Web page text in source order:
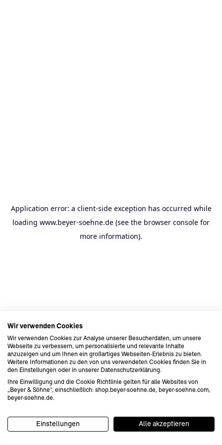
Application error: a client-side exception has occurred while
loading www.beyer-soehne.de (see the browser console for
more information).
Wir verwenden Cookies
Wir verwenden Cookies zur Analyse unserer Besucherdaten, um unsere
Webseite zu verbessern, um personalisierte und relevante Inhalte
anzuzeigen und um Ihnen ein großartiges Webseiten-Erlebnis zu bieten.
Weitere Informationen zu den von uns verwendeten Cookies finden Sie in
den Einstellungen oder in unserer Datenschutzerklärung.
Ihre Einwilligung und die Cookie Richtlinie gelten für alle Websites von
„Beyer & Söhne“, einschließlich: shop.beyer-soehne.de, beyer-soehne.com,
beyer-soehne.de.
Einstellungen Alle akzeptieren